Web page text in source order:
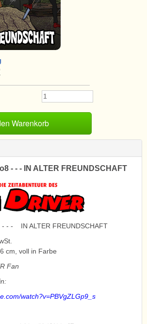
- - - IN ALTER FREUNDSCHAFT
- - - IN ALTER FREUNDSCHAFT
cm, voll in Farbe
Fan
watch?v=PBVgZLGp9_s